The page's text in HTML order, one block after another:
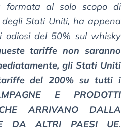
formata al solo scopo di
Stati Uniti, ha appena
odiosi del 50% sul whisky
tariffe non saranno
gli Stati Uniti
del 200% su tutti i
E PRODOTTI
ARRIVANO DALLA
DA ALTRI PAESI UE.